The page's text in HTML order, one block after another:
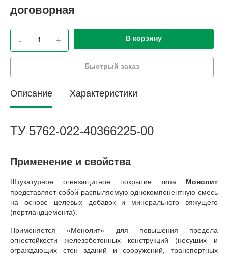
договорная
- + В корзину
Быстрый заказ
Описание Характеристики
ТУ 5762-022-40366225-00
Применение и свойства
Штукатурное огнезащитное покрытие типа Монолит
представляет собой распыляемую однокомпонентную смесь
на основе целевых добавок и минерального вяжущего
(портландцемента).
Применяется «Монолит» для повышения предела
огнестойкости железобетонных конструкций (несущих и
ограждающих стен зданий и сооружений, транспортных